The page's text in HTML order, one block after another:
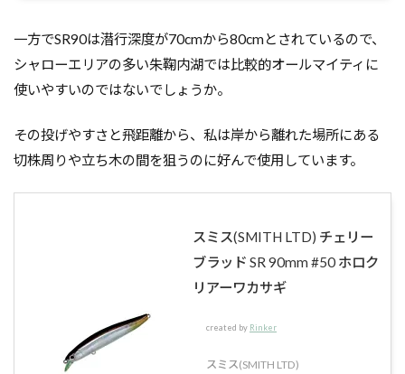
一方でSR90は潜行深度が70cmから80cmとされているので、
シャローエリアの多い朱鞠内湖では比較的オールマイティに
使いやすいのではないでしょうか。
その投げやすさと飛距離から、私は岸から離れた場所にある
切株周りや立ち木の間を狙うのに好んで使用しています。
スミス(SMITH LTD) チェリー
ブラッド SR 90mm #50 ホロク
リアーワカサギ
created by Rinker
スミス(SMITH LTD)